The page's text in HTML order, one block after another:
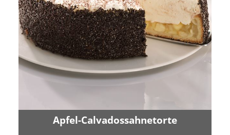
Apfel-Calvadossahnetorte